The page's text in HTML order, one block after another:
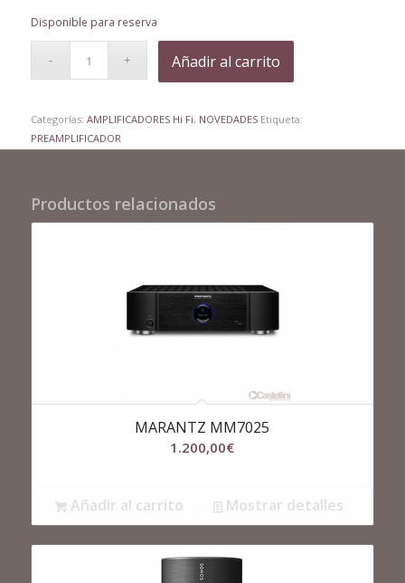
Disponible para reserva
Añadir al carrito
Categorías: AMPLIFICADORES Hi Fi, NOVEDADES Etiqueta:
PREAMPLIFICADOR
Productos relacionados
MARANTZ MM7025
1.200,00€
Añadir al carrito Mostrar detalles